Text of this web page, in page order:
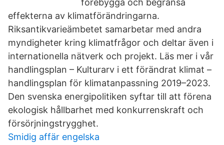
förebygga och begränsa
effekterna av klimatförändringarna.
Riksantikvarieämbetet samarbetar med andra
myndigheter kring klimatfrågor och deltar även i
internationella nätverk och projekt. Läs mer i vår
handlingsplan – Kulturarv i ett förändrat klimat –
handlingsplan för klimatanpassning 2019–2023.
Den svenska energipolitiken syftar till att förena
ekologisk hållbarhet med konkurrenskraft och
försörjningstrygghet.
Smidig affär engelska